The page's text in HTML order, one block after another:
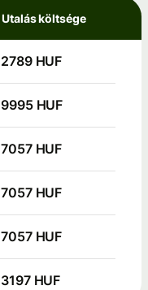
Utalás költsége
2789 HUF
9995 HUF
7057 HUF
7057 HUF
7057 HUF
3197 HUF